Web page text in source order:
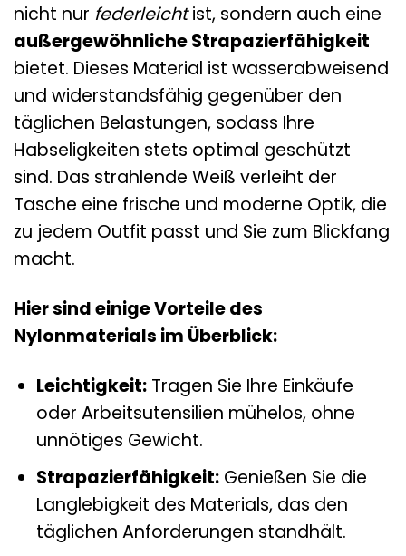
nicht nur federleichtist, sondern auch eine
außergewöhnliche Strapazierfähigkeit
bietet. Dieses Material ist wasserabweisend
und widerstandsfähig gegenüber den
täglichen Belastungen, sodass Ihre
Habseligkeiten stets optimal geschützt
sind. Das strahlende Weiß verleiht der
Tasche eine frische und moderne Optik, die
zu jedem Outfit passt und Sie zum Blickfang
macht.
Hier sind einige Vorteile des
Nylonmaterials im Überblick:
Leichtigkeit:Tragen Sie Ihre Einkäufe
oder Arbeitsutensilien mühelos, ohne
unnötiges Gewicht.
Strapazierfähigkeit:Genießen Sie die
Langlebigkeit des Materials, das den
täglichen Anforderungen standhält.